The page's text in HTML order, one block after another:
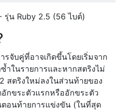
รุ่น Ruby 2.5 (56 ไบต์)
รจับคู่ที่อาจเกิดขึ้นโดยเริ่มจาก
ซ้ำในรายการและหากสตริงไม่
สตริงใหม่ลงในส่วนท้ายของ
อักขระตัวแรกหรืออักขระตัว
อนท้ายการแข่งขัน (ในที่สุด